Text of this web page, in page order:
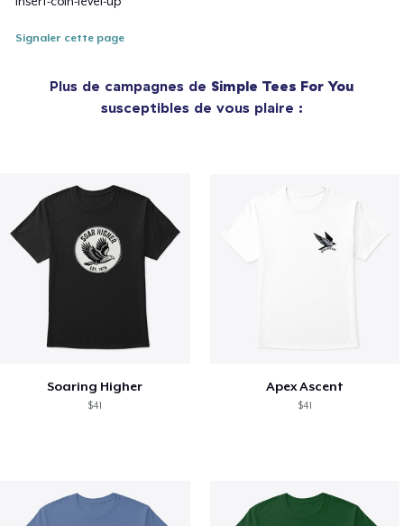
Signaler cette page
Plus de campagnes de Simple Tees For You
susceptibles de vous plaire :
Soaring Higher
$41
Apex Ascent
$41